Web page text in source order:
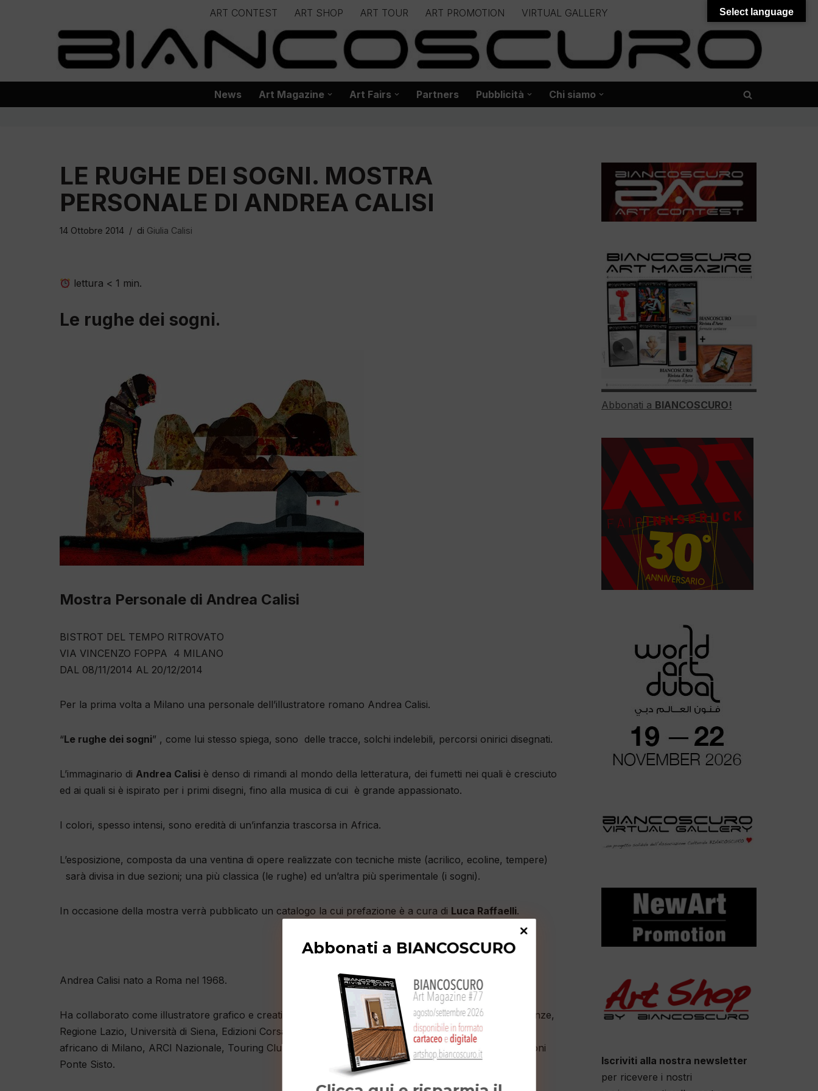
ART CONTEST ART SHOP ART TOUR ART PROMOTION VIRTUAL GALLERY
– – – – – – – – – – – – – – – www.biancoscuro.it – – – – – – – – – – – – – – –
– – – – – – – – – – – – – – – Progetto BIANCOSCURO – Editoria – Spazi Espositivi – Concorsi Internazionali – – – – – – – – – – – – – – –
News Art Magazine Art Fairs Partners Pubblicità Chi siamo
LE RUGHE DEI SOGNI. MOSTRA
PERSONALE DI ANDREA CALISI
14 Ottobre 2014 di Giulia Calisi
lettura < 1 min.
Le rughe dei sogni.
Mostra Personale di Andrea Calisi
BISTROT DEL TEMPO RITROVATO
VIA VINCENZO FOPPA 4 MILANO
DAL 08/11/2014 AL 20/12/2014
Per la prima volta a Milano una personale dell’illustratore romano Andrea Calisi.
“Le rughe dei sogni” , come lui stesso spiega, sono delle tracce, solchi indelebili, percorsi onirici disegnati.
L’immaginario di Andrea Calisi è denso di rimandi al mondo della letteratura, dei fumetti nei quali è cresciuto
ed ai quali si è ispirato per i primi disegni, fino alla musica di cui è grande appassionato.
I colori, spesso intensi, sono eredità di un’infanzia trascorsa in Africa.
L’esposizione, composta da una ventina di opere realizzate con tecniche miste (acrilico, ecoline, tempere)
sarà divisa in due sezioni; una più classica (le rughe) ed un’altra più sperimentale (i sogni).
In occasione della mostra verrà pubblicato un catalogo la cui prefazione è a cura di Luca Raffaelli.
Andrea Calisi nato a Roma nel 1968.
Ha collaborato come illustratore grafico e creativo con InArea di Roma, Studio Sectio, WWF, Interferenze,
Regione Lazio, Università di Siena, Edizioni Corsare, Sinnos, Inchiostro, Bookmoda, Festival del cinema
africano di Milano, ARCI Nazionale, Touring Club Italiano, Alberto Gaffi Editore, Universal Music, Edizioni
Ponte Sisto.
Abbonati a BIANCOSCURO
Abbonati a BIANCOSCURO!
Iscriviti alla nostra newsletter
per ricevere i nostri
Select language